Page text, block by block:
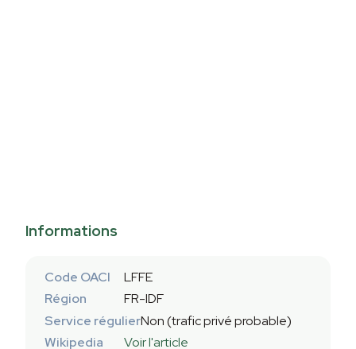
Informations
Code OACI
LFFE
Région
FR-IDF
Service régulierNon (trafic privé probable)
Wikipedia
Voir l'article